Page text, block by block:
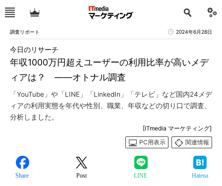
調査リポート 2024年6月28日
年収1000万円超えユーザーの利用比率が高いメデ
ィアは？ ――オトナル調査
今日のリサーチ
「YouTube」や「LINE」「LinkedIn」「テレビ」など国内24メデ
ィアの利用実態を年代や性別、職業、年収などの切り口で調査、
分析しました。
[ITmedia マーケティング]
PC用表示
関連情報
Share Post LINE Hatena